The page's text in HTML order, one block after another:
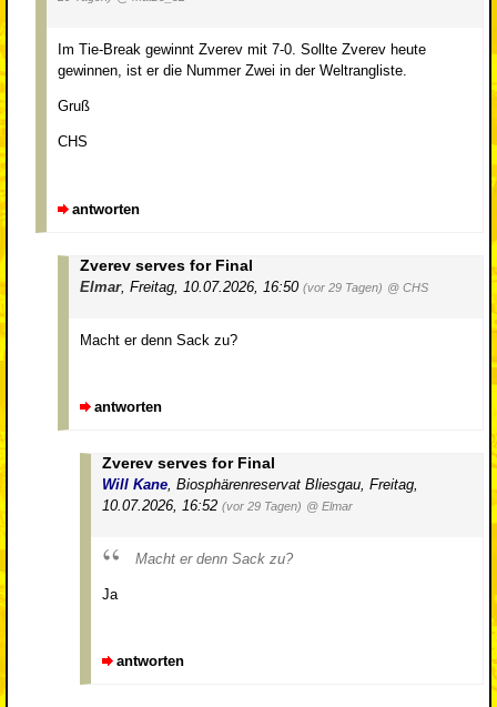
Im Tie-Break gewinnt Zverev mit 7-0. Sollte Zverev heute
gewinnen, ist er die Nummer Zwei in der Weltrangliste.
Gruß
CHS
antworten
Zverev serves for Final
Elmar, Freitag, 10.07.2026, 16:50 (vor 29 Tagen) @ CHS
Macht er denn Sack zu?
antworten
Zverev serves for Final
Will Kane Biosphärenreservat Bliesgau Freitag,
10.07.2026, 16:52 (vor 29 Tagen) @ Elmar
Macht er denn Sack zu?
Ja
antworten